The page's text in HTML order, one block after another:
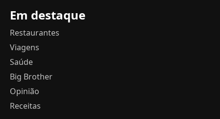
Em destaque
Restaurantes
Viagens
Saúde
Big Brother
Opinião
Receitas